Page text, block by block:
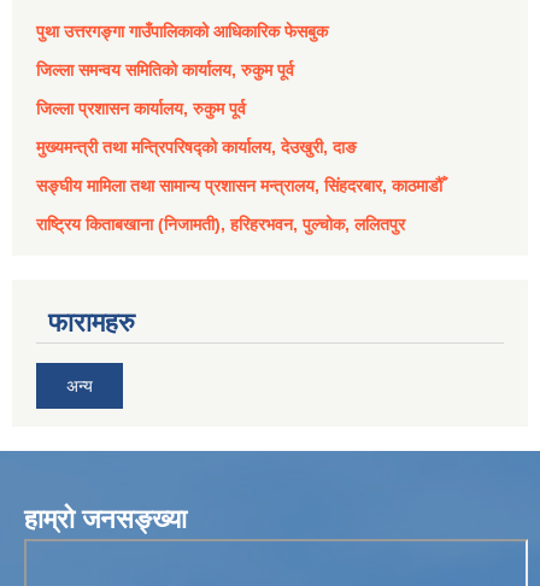
पुथा उत्तरगङ्गा गाउँपालिकाको आधिकारिक फेसबुक
जिल्ला समन्वय समितिको कार्यालय, रुकुम पूर्व
जिल्ला प्रशासन कार्यालय, रुकुम पूर्व
मुख्यमन्त्री तथा मन्त्रिपरिषद्को कार्यालय, देउखुरी, दाङ
सङ्घीय मामिला तथा सामान्य प्रशासन मन्त्रालय, सिंहदरबार, काठमाडौँ
राष्ट्रिय किताबखाना (निजामती), हरिहरभवन, पुल्चोक, ललितपुर
फारामहरु
अन्य
हाम्रो जनसङ्ख्या